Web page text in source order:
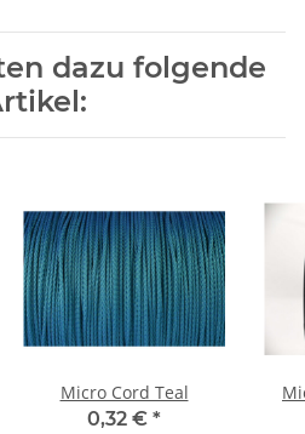
dazu folgende
Micro Cord Teal
0,32 € *